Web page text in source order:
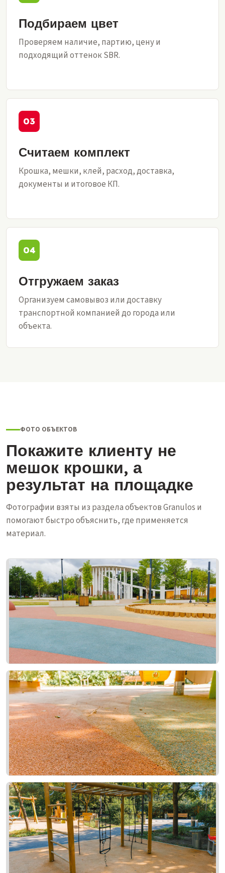
Подбираем цвет
Проверяем наличие, партию, цену и
подходящий оттенок SBR.
Считаем комплект
Крошка, мешки, клей, расход, доставка,
документы и итоговое КП.
Отгружаем заказ
Организуем самовывоз или доставку
транспортной компанией до города или
объекта.
ФОТО ОБЪЕКТОВ
Покажите клиенту не
мешок крошки, а
результат на площадке
Фотографии взяты из раздела объектов Granulos и
помогают быстро объяснить, где применяется
материал.